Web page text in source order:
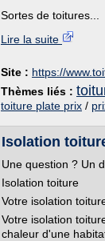
Sortes de toitures...
Lire la suite
Site : https://
Thèmes liés :
toiture plate prix /
Isolation
Une question ? Un
Isolation toiture
Votre isolation
Votre isolation
chaleur d'une